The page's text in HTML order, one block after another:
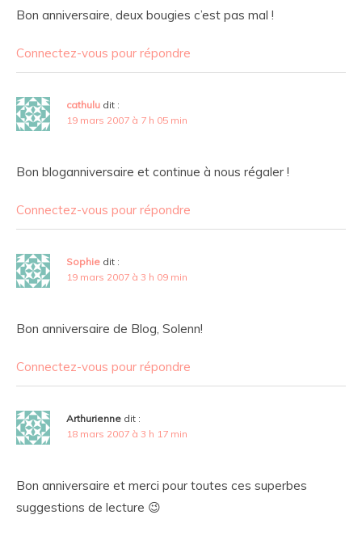
Bon anniversaire, deux bougies c’est pas mal !
Connectez-vous pour répondre
cathulu dit :
19 mars 2007 à 7 h 05 min
Bon bloganniversaire et continue à nous régaler !
Connectez-vous pour répondre
Sophie dit :
19 mars 2007 à 3 h 09 min
Bon anniversaire de Blog, Solenn!
Connectez-vous pour répondre
Arthurienne dit :
18 mars 2007 à 3 h 17 min
Bon anniversaire et merci pour toutes ces superbes
suggestions de lecture 😉